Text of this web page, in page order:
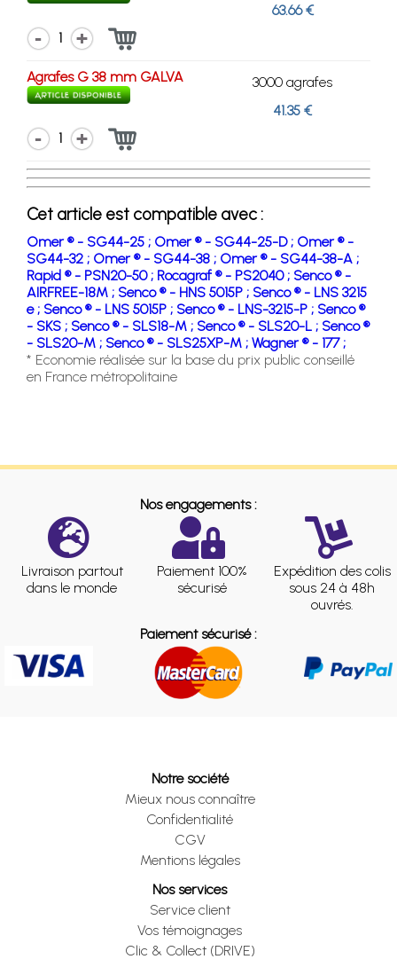
63.66 €
1
Agrafes G 38 mm GALVA
3000 agrafes
41.35 €
1
Cet article est compatible avec :
Omer ® - SG44-25 ; Omer ® - SG44-25-D ; Omer ® -
SG44-32 ; Omer ® - SG44-38 ; Omer ® - SG44-38-A ;
Rapid ® - PSN20-50 ; Rocagraf ® - PS2040 ; Senco ® -
AIRFREE-18M ; Senco ® - HNS 5015P ; Senco ® - LNS 3215
e ; Senco ® - LNS 5015P ; Senco ® - LNS-3215-P ; Senco ®
- SKS ; Senco ® - SLS18-M ; Senco ® - SLS20-L ; Senco ®
- SLS20-M ; Senco ® - SLS25XP-M ; Wagner ® - 177 ;
* Economie réalisée sur la base du prix public conseillé
en France métropolitaine
Nos engagements :
Livraison partout
dans le monde
Paiement 100%
sécurisé
Expédition des colis
sous 24 à 48h
ouvrés.
Paiement sécurisé :
Notre société
Mieux nous connaître
Confidentialité
CGV
Mentions légales
Nos services
Service client
Vos témoignages
Clic & Collect (DRIVE)